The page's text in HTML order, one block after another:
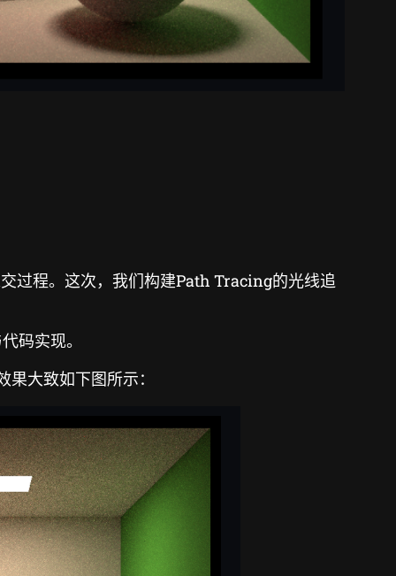
过程。这次，我们构建Path Tracing的光线追
码实现。
大致如下图所示：